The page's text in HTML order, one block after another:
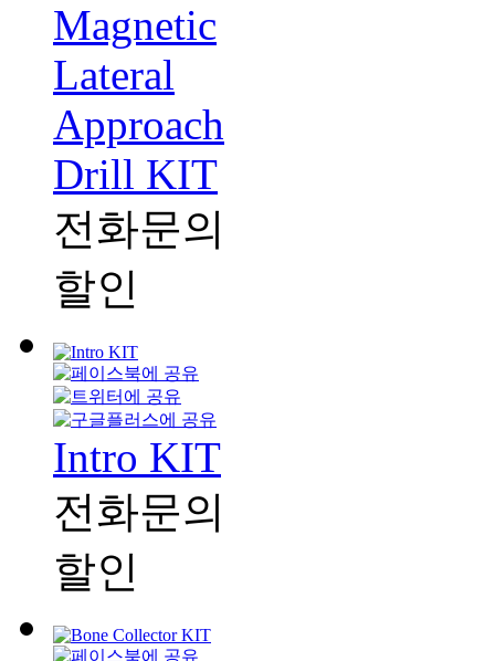
Magnetic
Lateral
Approach
Drill KIT
전화문의
할인
Intro KIT
전화문의
할인